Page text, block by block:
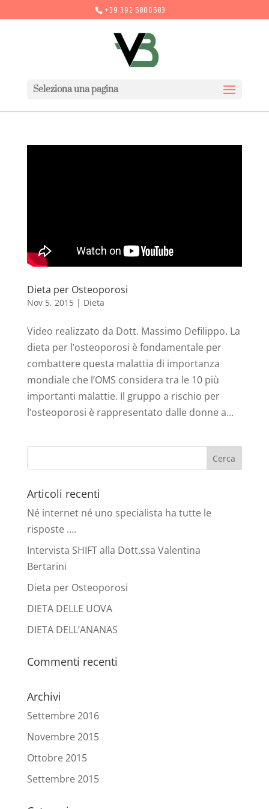
+39 392 5800583
Seleziona una pagina
Dieta per Osteoporosi
Nov 5, 2015| Dieta
Video realizzato da Dott. Massimo Defilippo. La
dieta per l’osteoporosi è fondamentale per
combattere questa malattia di importanza
mondiale che l’OMS considera tra le 10 più
importanti malattie. Il gruppo a rischio per
l’osteoporosi è rappresentato dalle donne a...
Articoli recenti
Né internet né uno specialista ha tutte le
risposte ….
Intervista SHIFT alla Dott.ssa Valentina
Bertarini
Dieta per Osteoporosi
DIETA DELLE UOVA
DIETA DELL’ANANAS
Commenti recenti
Archivi
Settembre 2016
Novembre 2015
Ottobre 2015
Settembre 2015